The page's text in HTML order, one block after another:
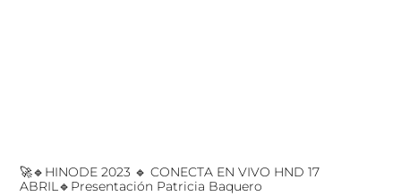
🚀🔹HINODE 2023 🔹 CONECTA EN VIVO HND 17
ABRIL🔹Presentación Patricia Baquero